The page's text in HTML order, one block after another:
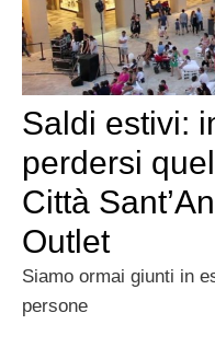
Saldi estivi:
perdersi
Città
Outlet
Siamo ormai giunti in
persone